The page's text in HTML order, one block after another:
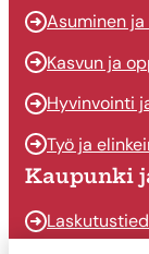
Asuminen
Kasvun ja
Hyvinvointi
Työ ja
Kaupunki